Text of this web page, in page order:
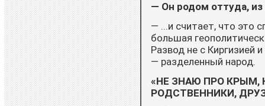
— Он родом оттуда,
— ...и считает, что это
большая
Развод не с Киргизией
— разделенный народ.
«НЕ ЗНАЮ ПРО КРЫМ,
РОДСТВЕННИКИ,